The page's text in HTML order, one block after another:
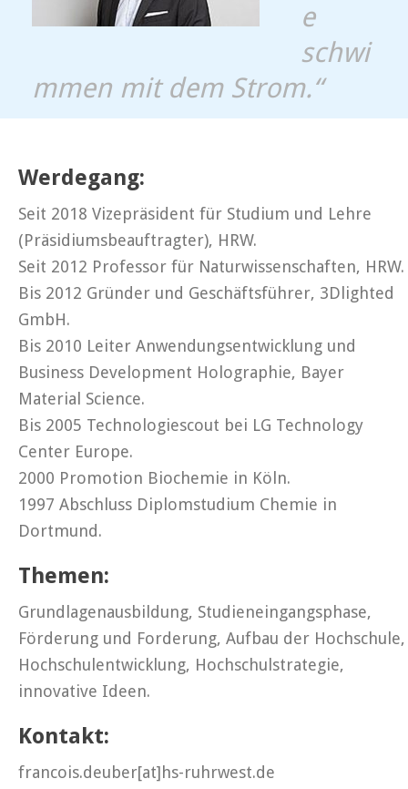
e
schwi
mmen mit dem Strom.“
Werdegang:
Seit 2018 Vizepräsident für Studium und Lehre
(Präsidiumsbeauftragter), HRW.
Seit 2012 Professor für Naturwissenschaften, HRW.
Bis 2012 Gründer und Geschäftsführer, 3Dlighted
GmbH.
Bis 2010 Leiter Anwendungsentwicklung und
Business Development Holographie, Bayer
Material Science.
Bis 2005 Technologiescout bei LG Technology
Center Europe.
2000 Promotion Biochemie in Köln.
1997 Abschluss Diplomstudium Chemie in
Dortmund.
Themen:
Grundlagenausbildung, Studieneingangsphase,
Förderung und Forderung, Aufbau der Hochschule,
Hochschulentwicklung, Hochschulstrategie,
innovative Ideen.
Kontakt:
francois.deuber[at]hs-ruhrwest.de